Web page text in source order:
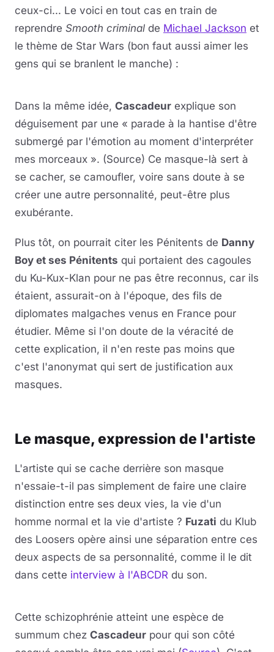
ceux-ci... Le voici en tout cas en train de
reprendre Smooth criminal de Michael Jackson et
le thème de Star Wars (bon faut aussi aimer les
gens qui se branlent le manche) :
YouTube · le lecteur se charge au clic
Dans la même idée, Cascadeur explique son
déguisement par une « parade à la hantise d'être
submergé par l'émotion au moment d'interpréter
mes morceaux ». (Source) Ce masque-là sert à
se cacher, se camoufler, voire sans doute à se
créer une autre personnalité, peut-être plus
exubérante.
Plus tôt, on pourrait citer les Pénitents de Danny
Boy et ses Pénitents qui portaient des cagoules
du Ku-Kux-Klan pour ne pas être reconnus, car ils
étaient, assurait-on à l'époque, des fils de
diplomates malgaches venus en France pour
étudier. Même si l'on doute de la véracité de
cette explication, il n'en reste pas moins que
c'est l'anonymat qui sert de justification aux
masques.
Le masque, expression de l'artiste
L'artiste qui se cache derrière son masque
n'essaie-t-il pas simplement de faire une claire
distinction entre ses deux vies, la vie d'un
homme normal et la vie d'artiste ? Fuzati du Klub
des Loosers opère ainsi une séparation entre ces
deux aspects de sa personnalité, comme il le dit
dans cette interview à l'ABCDR du son.
YouTube · le lecteur se charge au clic
Cette schizophrénie atteint une espèce de
summum chez Cascadeur pour qui son côté